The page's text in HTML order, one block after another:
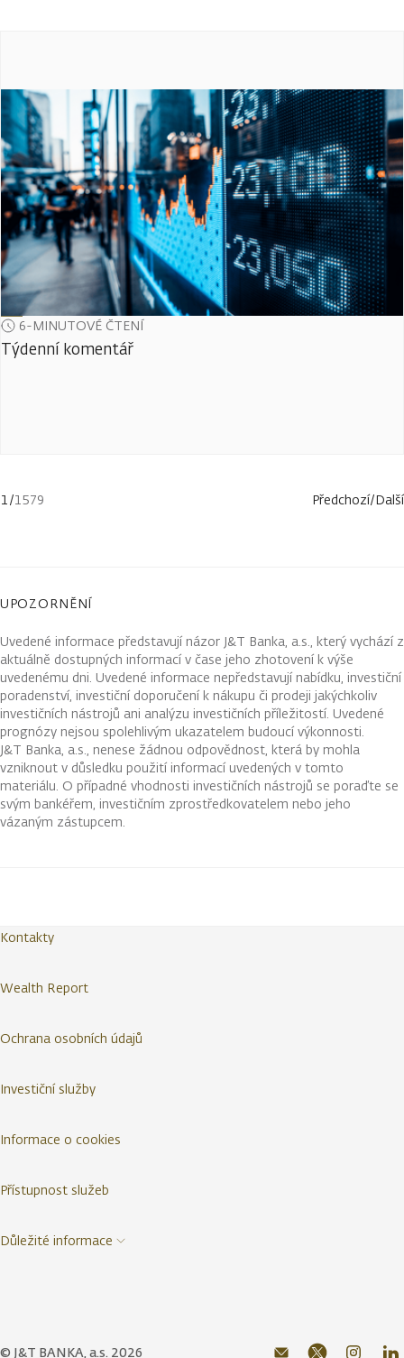
6-MINUTOVÉ ČTENÍ
Týdenní komentář
1/1579 Předchozí/Další
UPOZORNĚNÍ
Uvedené informace představují názor J&T Banka, a.s., který vychází z
aktuálně dostupných informací v čase jeho zhotovení k výše
uvedenému dni. Uvedené informace nepředstavují nabídku, investiční
poradenství, investiční doporučení k nákupu či prodeji jakýchkoliv
investičních nástrojů ani analýzu investičních příležitostí. Uvedené
prognózy nejsou spolehlivým ukazatelem budoucí výkonnosti.
J&T Banka, a.s., nenese žádnou odpovědnost, která by mohla
vzniknout v důsledku použití informací uvedených v tomto
materiálu. O případné vhodnosti investičních nástrojů se poraďte se
svým bankéřem, investičním zprostředkovatelem nebo jeho
vázaným zástupcem.
© J&T BANKA, a.s. 2026
Kontakty
Wealth Report
Ochrana osobních údajů
Investiční služby
Informace o cookies
Přístupnost služeb
Důležité informace